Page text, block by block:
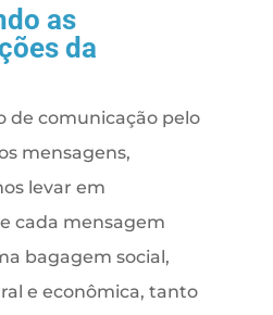
as
da
de comunicação pelo
mensagens,
levar em
cada mensagem
bagagem social,
e econômica, tanto